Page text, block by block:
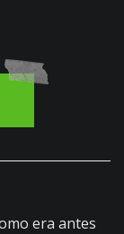
era antes